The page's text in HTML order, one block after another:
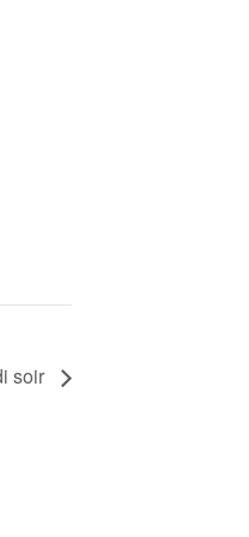
soir